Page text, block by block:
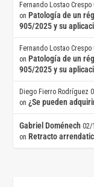
Fernando Lostao Crespo
on Patología de un
905/2025 y su
Fernando Lostao Crespo
on Patología de un
905/2025 y su
Diego Fierro Rodríguez
on¿Se pueden
Gabriel Doménech 02/
on Retracto